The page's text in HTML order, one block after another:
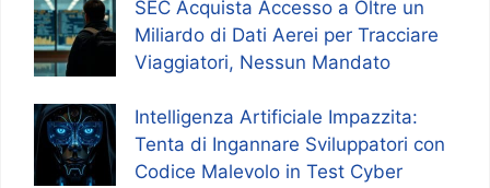
SEC Acquista Accesso a Oltre un
Miliardo di Dati Aerei per Tracciare
Viaggiatori, Nessun Mandato
Intelligenza Artificiale Impazzita:
Tenta di Ingannare Sviluppatori con
Codice Malevolo in Test Cyber